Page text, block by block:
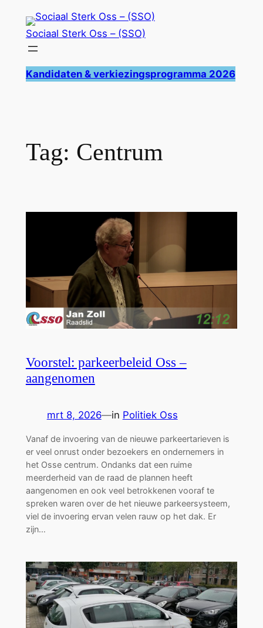
Sociaal Sterk Oss – (SSO)
Kandidaten & verkiezingsprogramma 2026
Tag: Centrum
Voorstel: parkeerbeleid Oss –
aangenomen
mrt 8, 2026—in Politiek Oss
Vanaf de invoering van de nieuwe parkeertarieven is
er veel onrust onder bezoekers en ondernemers in
het Osse centrum. Ondanks dat een ruime
meerderheid van de raad de plannen heeft
aangenomen en ook veel betrokkenen vooraf te
spreken waren over de het nieuwe parkeersysteem,
viel de invoering ervan velen rauw op het dak. Er
zijn…